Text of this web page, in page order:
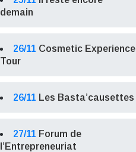
demain
26/11 Cosmetic Experience
Tour
26/11 Les Basta’causettes
27/11 Forum de
l’Entrepreneuriat